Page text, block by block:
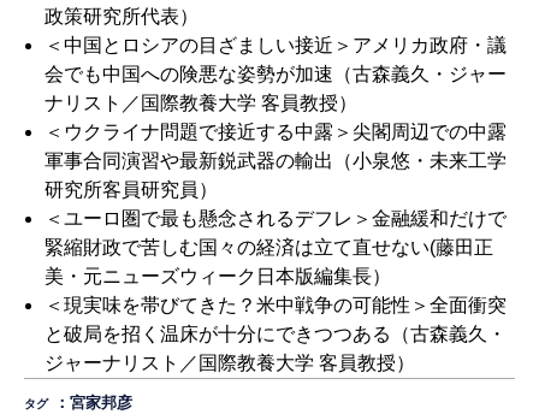
政策研究所代表）
＜中国とロシアの目ざましい接近＞アメリカ政府・議
会でも中国への険悪な姿勢が加速 （古森義久・ジャー
ナリスト／国際教養大学 客員教授）
＜ウクライナ問題で接近する中露＞尖閣周辺での中露
軍事合同演習や最新鋭武器の輸出
（小泉悠・未来工学
研究所客員研究員）
＜ユーロ圏で最も懸念されるデフレ＞金融緩和だけで
緊縮財政で苦しむ国々の経済は立て直せない(藤田正
美・元ニューズウィーク日本版編集長）
＜現実味を帯びてきた？米中戦争の可能性＞全面衝突
と破局を招く温床が十分にできつつある
（古森義久・
ジャーナリスト／国際教養大学 客員教授）
タグ ：宮家邦彦